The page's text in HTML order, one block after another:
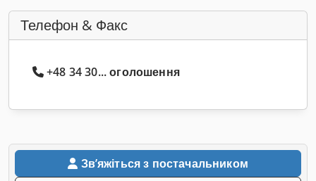
Телефон & Факс
+48 34 30... оголошення
Звʼяжіться з постачальником